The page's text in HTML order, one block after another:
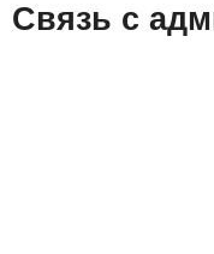
Связь с